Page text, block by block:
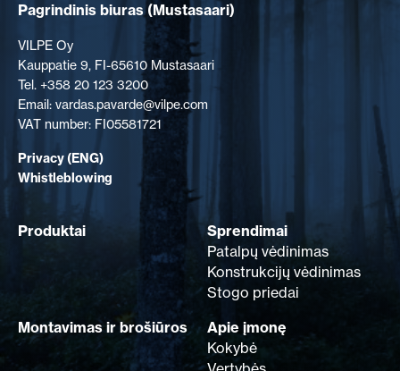
Pagrindinis biuras (Mustasaari)
VILPE Oy
Kauppatie 9, FI-65610 Mustasaari
Tel. +358 20 123 3200
Email: vardas.pavarde@vilpe.com
VAT number: FI05581721
Privacy (ENG)
Whistleblowing
Produktai
Sprendimai
Patalpų vėdinimas
Konstrukcijų vėdinimas
Stogo priedai
Montavimas ir brošiūros
Apie įmonę
Kokybė